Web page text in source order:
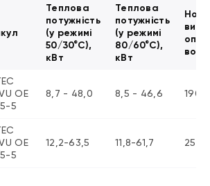
Теплова
потужність
(у режимі
50/30°С),
кВт
Теплова
потужність
(у режимі
80/60°С),
кВт
OE
5
8,7 - 48,0 8,5 - 46,6 1900
OE
5
12,2-63,5 11,8-61,7 2500